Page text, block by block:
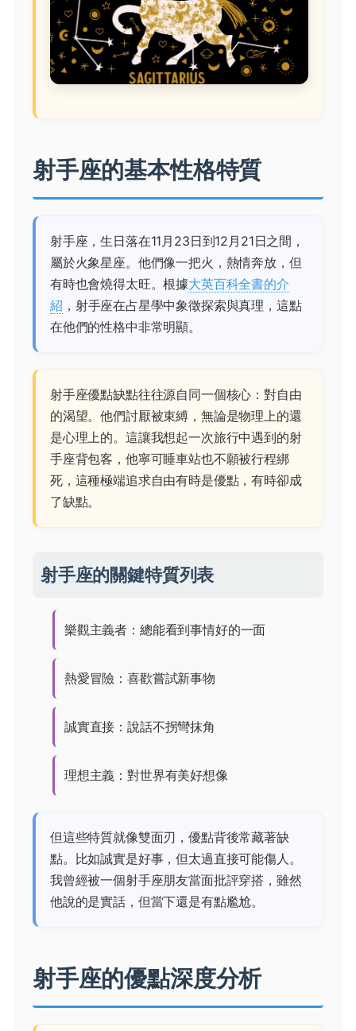
射手座的基本性格特質
射手座，生日落在11月23日到12月21日之間，
屬於火象星座。他們像一把火，熱情奔放，但
有時也會燒得太旺。根據大英百科全書的介
紹 ，射手座在占星學中象徵探索與真理，這點
在他們的性格中非常明顯。
射手座優點缺點往往源自同一個核心：對自由
的渴望。他們討厭被束縛，無論是物理上的還
是心理上的。這讓我想起一次旅行中遇到的射
手座背包客，他寧可睡車站也不願被行程綁
死，這種極端追求自由有時是優點，有時卻成
了缺點。
射手座的關鍵特質列表
樂觀主義者：總能看到事情好的一面
熱愛冒險：喜歡嘗試新事物
誠實直接：說話不拐彎抹角
理想主義：對世界有美好想像
但這些特質就像雙面刃，優點背後常藏著缺
點。比如誠實是好事，但太過直接可能傷人。
我曾經被一個射手座朋友當面批評穿搭，雖然
他說的是實話，但當下還是有點尷尬。
射手座的優點深度分析